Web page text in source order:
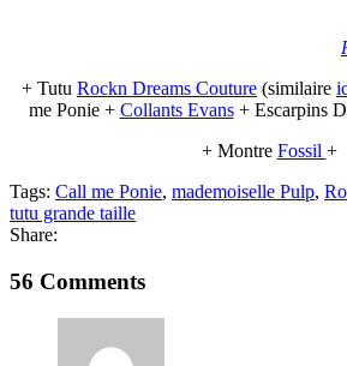
+ Tutu Rockn Dreams Couture (similaire
me Ponie + Collants Evans+ Escarpins
+ Montre Fossil +
Tags: Call me Ponie, mademoiselle Pulp,
tutu grande taille
Share:
56 Comments